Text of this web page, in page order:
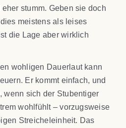
stumm. Geben sie doch
meistens als leises
die Lage aber wirklich
wohligen Dauerlaut kann
Er kommt einfach, und
wenn sich der Stubentiger
wohlfühlt – vorzugsweise
Streicheleinheit. Das